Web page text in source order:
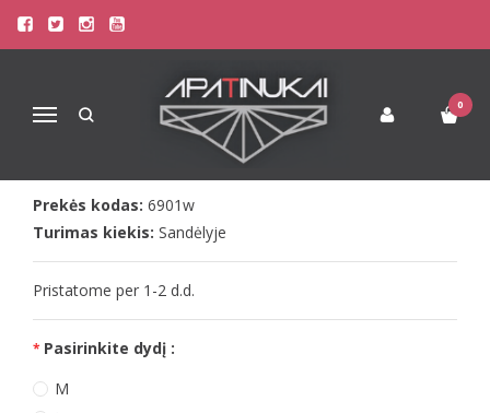
Navigacija
0
Pagrindinis
Apatinis Trikotažas Moterims
Valentino dienos dovana Jai
Doreanse baltas kojinių diržas Awake
DOREANSE BALTAS KOJINIŲ DIRŽAS
Prekės kodas: 6901w
Turimas kiekis: Sandėlyje
Pristatome per 1-2 d.d.
Pasirinkite dydį :
M